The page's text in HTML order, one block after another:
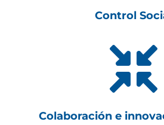
Control

Colaboración e